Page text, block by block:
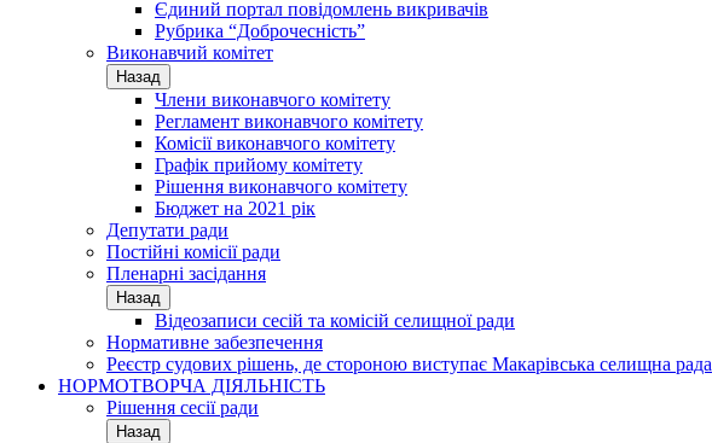
Єдиний портал повідомлень викривачів
Рубрика “Доброчесність”
Виконавчий комітет
Назад
Члени виконавчого комітету
Регламент виконавчого комітету
Комісії виконавчого комітету
Графік прийому комітету
Рішення виконавчого комітету
Бюджет на 2021 рік
Депутати ради
Постійні комісії ради
Пленарні засідання
Назад
Відеозаписи сесій та комісій селищної ради
Нормативне забезпечення
Реєстр судових рішень, де стороною виступає Макарівська селищна рада
НОРМОТВОРЧА ДІЯЛЬНІСТЬ
Рішення сесії ради
Назад